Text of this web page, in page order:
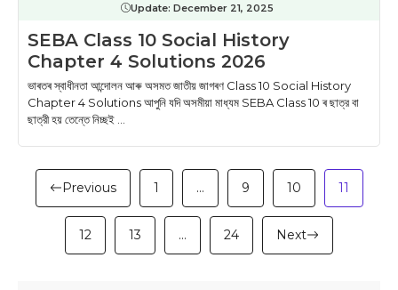
Update: December 21, 2025
SEBA Class 10 Social History
Chapter 4 Solutions 2026
ভাৰতৰ স্বাধীনতা আন্দোলন আৰু অসমত জাতীয় জাগৰণ Class 10 Social History
Chapter 4 Solutions আপুনি যদি অসমীয়া মাধ্যম SEBA Class 10 ৰ ছাত্র বা
ছাত্রী হয় তেন্তে নিচ্ছই ...
Previous 1 … 9 10 11
12 13 … 24 Next